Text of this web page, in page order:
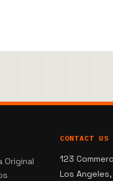
Original
CONTACT US
123
Los Angeles,